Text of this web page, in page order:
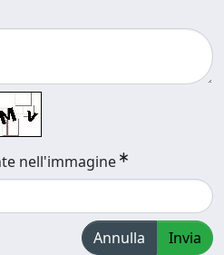
nell'immagine
Annulla Invia